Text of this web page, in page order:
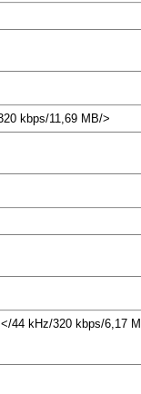
kbps/11,69 MB/>
44 kHz/320 kbps/6,17